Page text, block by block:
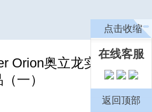
Orion奥立龙实验室产
一）
点击收缩
在线客服
返回顶部